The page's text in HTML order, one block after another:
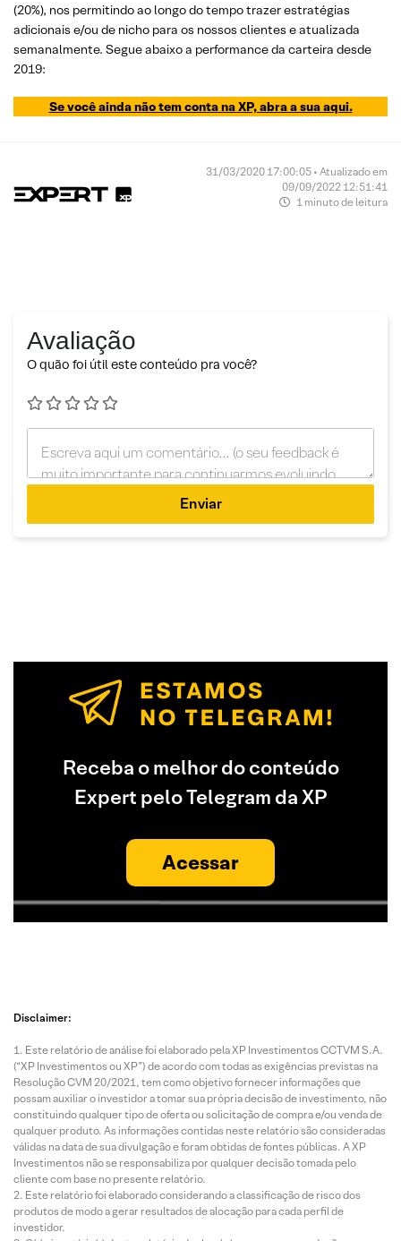
(20%), nos permitindo ao longo do tempo trazer estratégias
adicionais e/ou de nicho para os nossos clientes e atualizada
semanalmente. Segue abaixo a performance da carteira desde
2019:
Se você ainda não tem conta na XP, abra a sua aqui.
31/03/2020 17:00:05 • Atualizado em
09/09/2022 12:51:41
1 minuto de leitura
Avaliação
O quão foi útil este conteúdo pra você?
Enviar
Receba o melhor do conteúdo
Expert pelo Telegram da XP
Acessar
Disclaimer:
Este relatório de análise foi elaborado pela XP Investimentos CCTVM S.A.
(“XP Investimentos ou XP”) de acordo com todas as exigências previstas na
Resolução CVM 20/2021, tem como objetivo fornecer informações que
possam auxiliar o investidor a tomar sua própria decisão de investimento, não
constituindo qualquer tipo de oferta ou solicitação de compra e/ou venda de
qualquer produto. As informações contidas neste relatório são consideradas
válidas na data de sua divulgação e foram obtidas de fontes públicas. A XP
Investimentos não se responsabiliza por qualquer decisão tomada pelo
cliente com base no presente relatório.
Este relatório foi elaborado considerando a classificação de risco dos
produtos de modo a gerar resultados de alocação para cada perfil de
investidor.